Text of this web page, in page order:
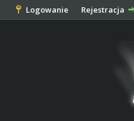
Logowanie Rejestracja